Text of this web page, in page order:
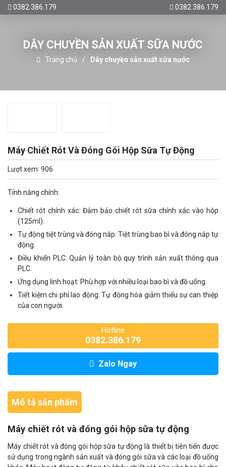
0382.386.179 0382.386.179
DÂY CHUYỀN SẢN XUẤT SỮA NƯỚC
Trang chủ Dây chuyền sản xuất sữa nước
Máy Chiết Rót Và Đóng Gói Hộp Sữa Tự Động
Lượt xem: 906
Tính năng chính:
Chiết rót chính xác: Đảm bảo chiết rót sữa chính xác vào hộp
(125ml).
Tự động tiệt trùng và đóng nắp: Tiệt trùng bao bì và đóng nắp tự
động.
Điều khiển PLC: Quản lý toàn bộ quy trình sản xuất thông qua
PLC.
Ứng dụng linh hoạt: Phù hợp với nhiều loại bao bì và đồ uống.
Tiết kiệm chi phí lao động: Tự động hóa giảm thiểu sự can thiệp
của con người.
Hotline
0382.386.179
Zalo Ngay
Mô tả sản phẩm
Máy chiết rót và đóng gói hộp sữa tự động
Máy chiết rót và đóng gói hộp sữa tự động là thiết bị tiên tiến được
sử dụng trong ngành sản xuất và đóng gói sữa và các loại đồ uống